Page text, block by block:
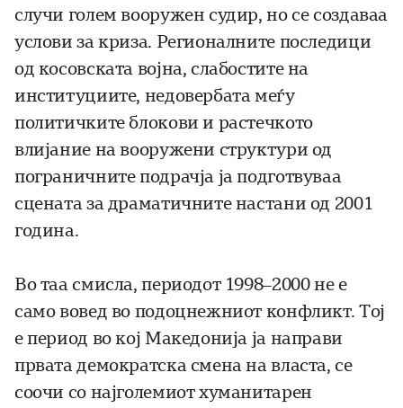
случи голем вооружен судир, но се создаваа
услови за криза. Регионалните последици
од косовската војна, слабостите на
институциите, недовербата меѓу
политичките блокови и растечкото
влијание на вооружени структури од
пограничните подрачја ја подготвуваа
сцената за драматичните настани од 2001
година.
Во таа смисла, периодот 1998–2000 не е
само вовед во подоцнежниот конфликт. Тој
е период во кој Македонија ја направи
првата демократска смена на власта, се
соочи со најголемиот хуманитарен